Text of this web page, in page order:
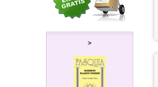
>